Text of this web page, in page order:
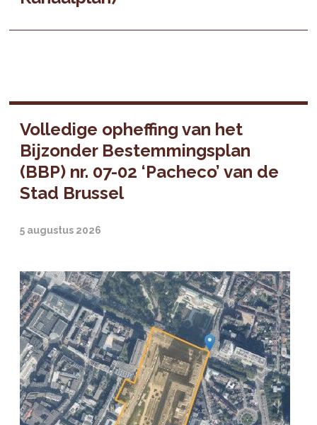
Volledige opheffing van het
Bijzonder Bestemmingsplan
(BBP) nr. 07-02 ‘Pacheco’ van de
Stad Brussel
5 augustus 2026